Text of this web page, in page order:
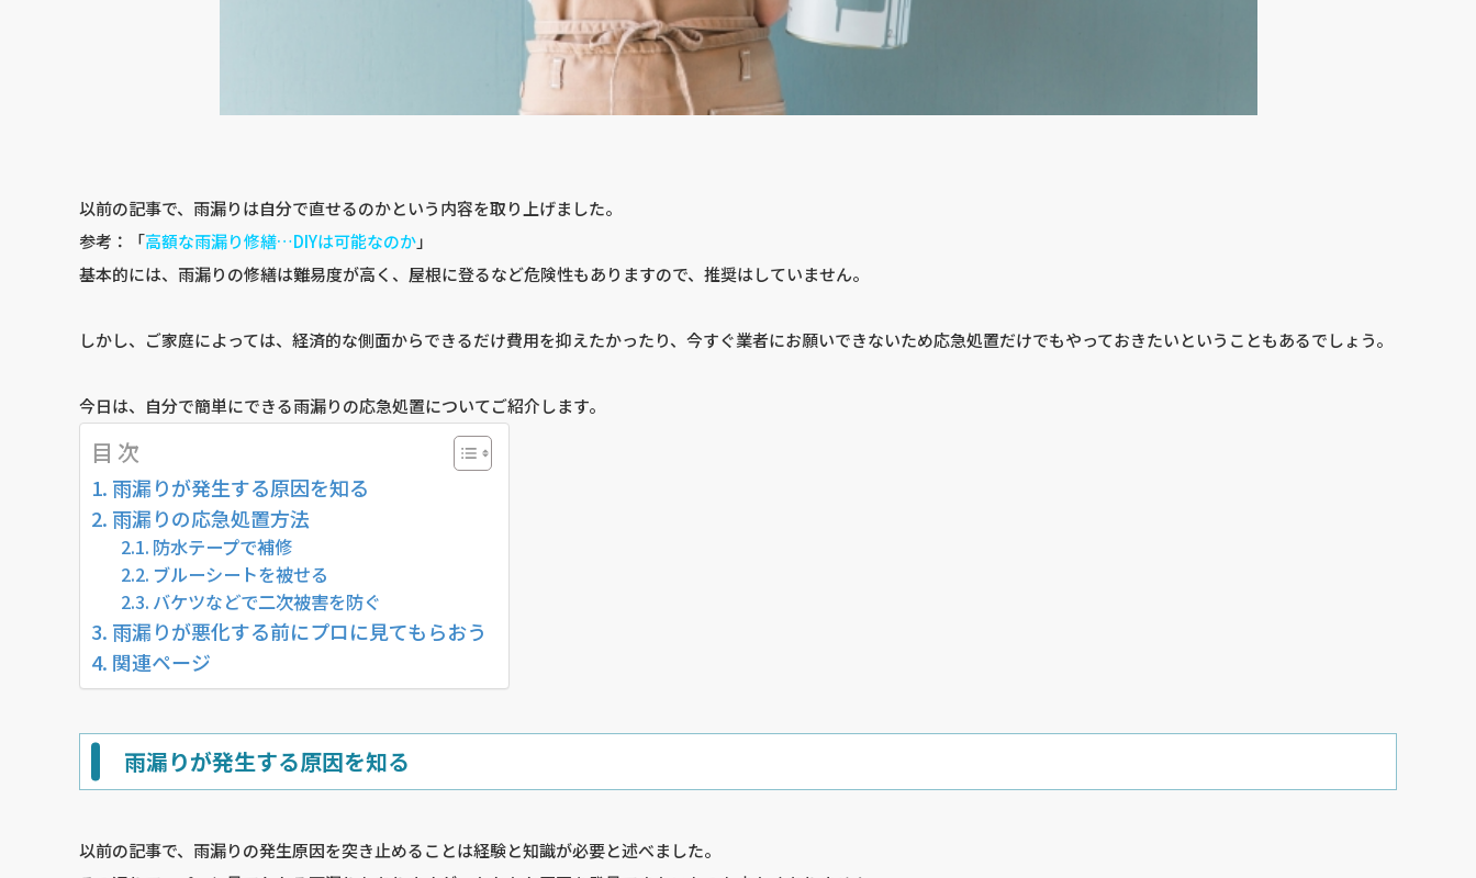
以前の記事で、雨漏りは自分で直せるのかという内容を取り上げました。
参考：「高額な雨漏り修繕…DIYは可能なのか」
基本的には、雨漏りの修繕は難易度が高く、屋根に登るなど危険性もありますので、推奨はしていません。
しかし、ご家庭によっては、経済的な側面からできるだけ費用を抑えたかったり、今すぐ業者にお願いできないため応急処置だけでもやっておきたいということもあるでしょう。
今日は、自分で簡単にできる雨漏りの応急処置についてご紹介します。
目 次
雨漏りが発生する原因を知る
雨漏りの応急処置方法
防水テープで補修
ブルーシートを被せる
バケツなどで二次被害を防ぐ
雨漏りが悪化する前にプロに見てもらおう
関連ページ
雨漏りが発生する原因を知る
以前の記事で、雨漏りの発生原因を突き止めることは経験と知識が必要と述べました。